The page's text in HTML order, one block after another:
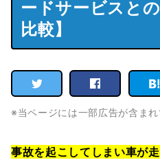
ードサービスと
比較】
※当ページには一部広告が含まれ
事故を起こしてしまい車が